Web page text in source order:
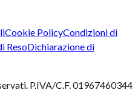
Cookie PolicyCondizioni di
ResoDichiarazione di
P.IVA/C.F. 01967460344